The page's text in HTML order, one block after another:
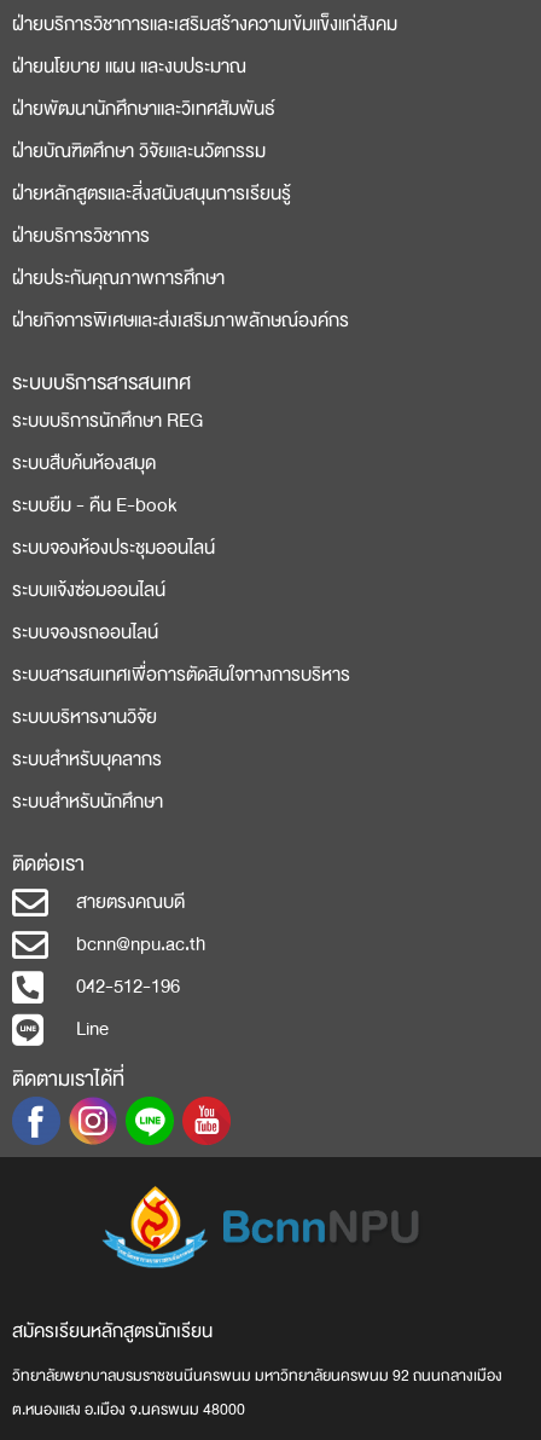
ฝ่ายบริการวิชาการและเสริมสร้างความเข้มแข็งแก่สังคม
ฝ่ายนโยบาย แผน และงบประมาณ
ฝ่ายพัฒนานักศึกษาและวิเทศสัมพันธ์
ฝ่ายบัณฑิตศึกษา วิจัยและนวัตกรรม
ฝ่ายหลักสูตรและสิ่งสนับสนุนการเรียนรู้
ฝ่ายบริการวิชาการ
ฝ่ายประกันคุณภาพการศึกษา
ฝ่ายกิจการพิเศษและส่งเสริมภาพลักษณ์องค์กร
ระบบบริการสารสนเทศ
ระบบบริการนักศึกษา REG
ระบบสืบค้นห้องสมุด
ระบบยืม - คืน E-book
ระบบจองห้องประชุมออนไลน์
ระบบแจ้งซ่อมออนไลน์
ระบบจองรถออนไลน์
ระบบสารสนเทศเพื่อการตัดสินใจทางการบริหาร
ระบบบริหารงานวิจัย
ระบบสำหรับบุคลากร
ระบบสำหรับนักศึกษา
ติดต่อเรา
สายตรงคณบดี
bcnn@npu.ac.th
042-512-196
Line
ติดตามเราได้ที่
สมัครเรียนหลักสูตรนักเรียน
วิทยาลัยพยาบาลบรมราชชนนีนครพนม มหาวิทยาลัยนครพนม 92 ถนนกลางเมือง
ต.หนองแสง อ.เมือง จ.นครพนม 48000